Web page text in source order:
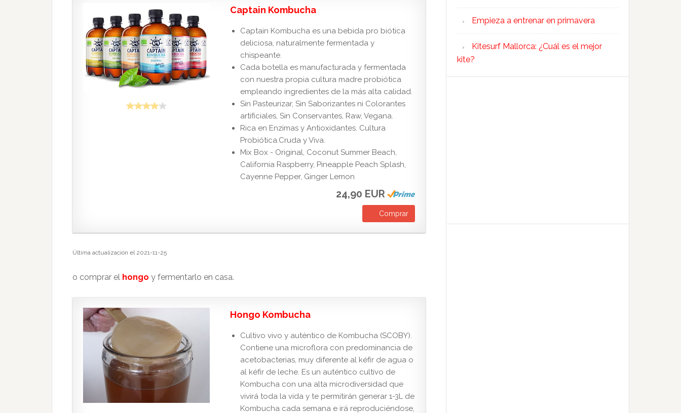
Captain Kombucha
Captain Kombucha es una bebida pro biótica
deliciosa, naturalmente fermentada y
chispeante.
Cada botella es manufacturada y fermentada
con nuestra propia cultura madre probiótica
empleando ingredientes de la más alta calidad.
Sin Pasteurizar, Sin Saborizantes ni Colorantes
artificiales, Sin Conservantes, Raw, Vegana.
Rica en Enzimas y Antioxidantes. Cultura
Probiótica.Cruda y Viva.
Mix Box - Original, Coconut Summer Beach,
California Raspberry, Pineapple Peach Splash,
Cayenne Pepper, Ginger Lemon
24,90 EUR
Comprar
Última actualización el 2021-11-25
o comprar el hongo y fermentarlo en casa.
Hongo Kombucha
Cultivo vivo y auténtico de Kombucha (SCOBY).
Contiene una microflora con predominancia de
acetobacterias, muy diferente al kéfir de agua o
al kéfir de leche. Es un auténtico cultivo de
Kombucha con una alta microdiversidad que
vivirá toda la vida y te permitirán generar 1-3L de
Kombucha cada semana e irá reproduciéndose,
Empieza a entrenar en primavera
Kitesurf Mallorca: ¿Cuál es el mejor
kite?